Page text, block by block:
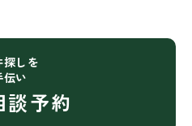
しを
伝い
談予約